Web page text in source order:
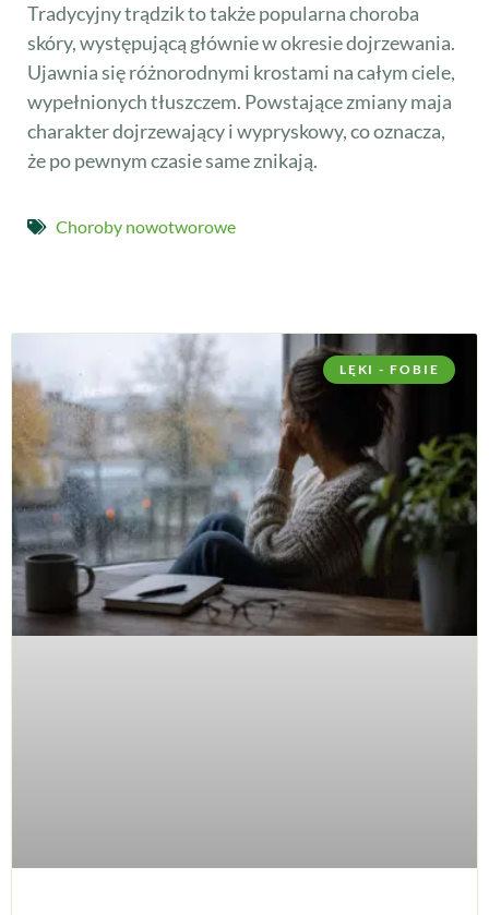
Tradycyjny trądzik to także popularna choroba
skóry, występującą głównie w okresie dojrzewania.
Ujawnia się różnorodnymi krostami na całym ciele,
wypełnionych tłuszczem. Powstające zmiany maja
charakter dojrzewający i wypryskowy, co oznacza,
że po pewnym czasie same znikają.
Choroby nowotworowe
LĘKI - FOBIE